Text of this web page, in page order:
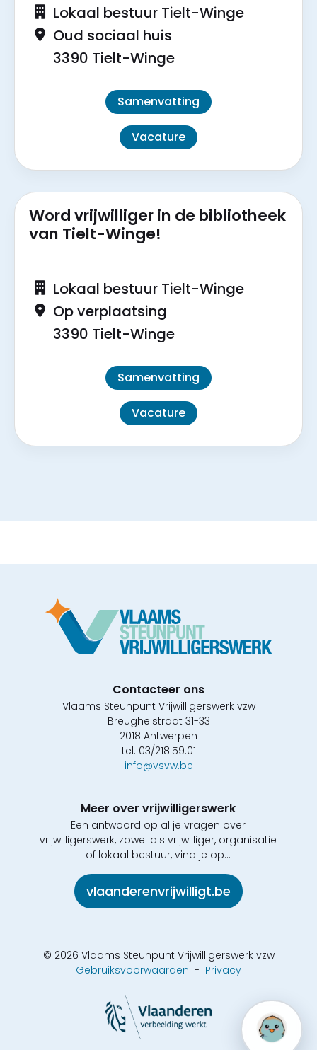
Lokaal bestuur Tielt-Winge
Oud sociaal huis
3390 Tielt-Winge
Samenvatting
Vacature
Word vrijwilliger in de bibliotheek
van Tielt-Winge!
Lokaal bestuur Tielt-Winge
Op verplaatsing
3390 Tielt-Winge
Samenvatting
Vacature
Contacteer ons
Vlaams Steunpunt Vrijwilligerswerk vzw
Breughelstraat 31-33
2018 Antwerpen
tel. 03/218.59.01
info@vsvw.be
Meer over vrijwilligerswerk
Een antwoord op al je vragen over
vrijwilligerswerk, zowel als vrijwilliger, organisatie
of lokaal bestuur, vind je op...
vlaanderenvrijwilligt.be
© 2026 Vlaams Steunpunt Vrijwilligerswerk vzw
Gebruiksvoorwaarden - Privacy